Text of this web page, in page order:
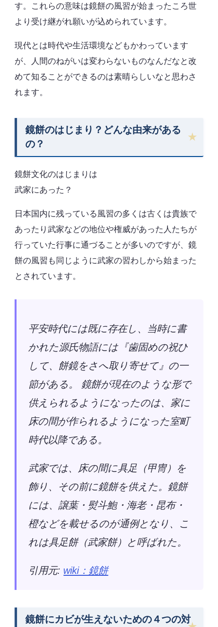
す。これらの意味は鏡餅の風習が始まったころ世
より受け継がれ願いが込められています。
現代とは時代や生活環境などもかわっています
が、人間のねがいは変わらないものなんだなと改
めて知ることができるのは素晴らしいなと思わさ
れます。
鏡餅のはじまり？どんな由来がある
の？
鏡餅文化のはじまりは
武家にあった？
日本国内に残っている風習の多くは古くは貴族で
あったり武家などの地位や権威があった人たちが
行っていた行事に通づることが多いのですが、鏡
餅の風習も同じように武家の習わしから始まった
とされています。
平安時代には既に存在し、当時に書
かれた源氏物語には『歯固めの祝ひ
して、餅鏡をさへ取り寄せて』の一
節がある。 鏡餅が現在のような形で
供えられるようになったのは、家に
床の間が作られるようになった室町
時代以降である。
武家では、床の間に具足（甲冑）を
飾り、その前に鏡餅を供えた。鏡餅
には、譲葉・熨斗鮑・海老・昆布・
橙などを載せるのが通例となり、こ
れは具足餅（武家餅）と呼ばれた。
引用元: wiki：鏡餅
鏡餅にカビが生えないための４つの対